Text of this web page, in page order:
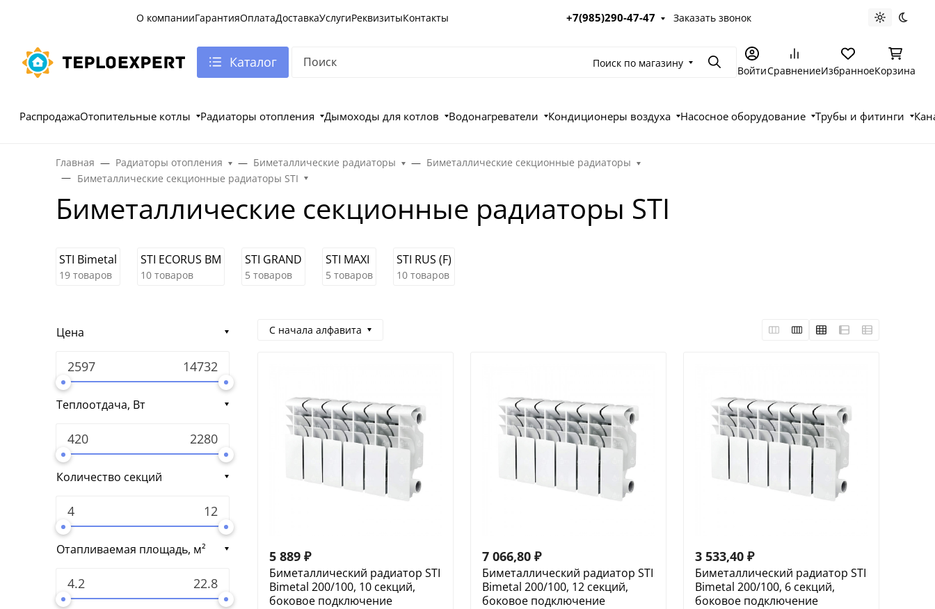
О компанииГарантияОплатаДоставкаУслугиРеквизитыКонтакты +7(985)290-47-47 Заказать звонок Светлая
Каталог Поиск по магазину ПоискВойтиСравнениеИзбранноеКорзина
РаспродажаОтопительные котлы Радиаторы отопления Дымоходы для котлов Водонагреватели Кондиционеры воздуха Насосное оборудование Трубы и фитинги
Главная Радиаторы отопления Биметаллические радиаторы
Биметаллические секционные радиаторы
Биметаллические секционные радиаторы STI
Биметаллические секционные радиаторы STI
STI Bimetal
19 товаров
STI ECORUS BM
10 товаров
STI GRAND
5 товаров
STI MAXI
5 товаров
STI RUS (F)
10 товаров
Цена
Теплоотдача, Вт
Количество секций
Отапливаемая площадь, м²
С начала алфавита
5 889 ₽
Биметаллический радиатор STI
Bimetal 200/100, 10 секций,
боковое подключение
7 066,80 ₽
Биметаллический радиатор STI
Bimetal 200/100, 12 секций,
боковое подключение
3 533,40 ₽
Биметаллический радиатор STI
Bimetal 200/100, 6 секций,
боковое подключение